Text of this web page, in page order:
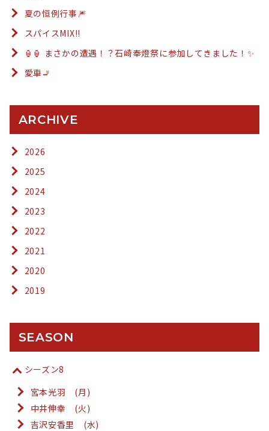
夏の恒例行事🎆
スパイスMIX!!
🏮🏮 まさかの遭遇！？石崎奉燈祭に参加してきました！✨
愛車🚬
ARCHIVE
2026
2025
2024
2023
2022
2021
2020
2019
SEASON
シーズン8
宮本光羽 (月)
中井伸幸 (火)
吉沢安香里 (水)